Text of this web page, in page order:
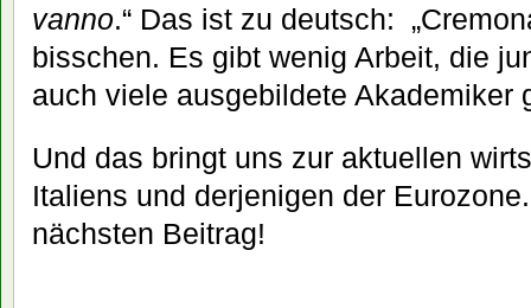
vanno.“ Das ist zu deutsch:
bisschen. Es gibt wenig Arbeit, die
auch viele ausgebildete Akademiker
Und das bringt uns zur aktuellen
Italiens und derjenigen der
nächsten Beitrag!